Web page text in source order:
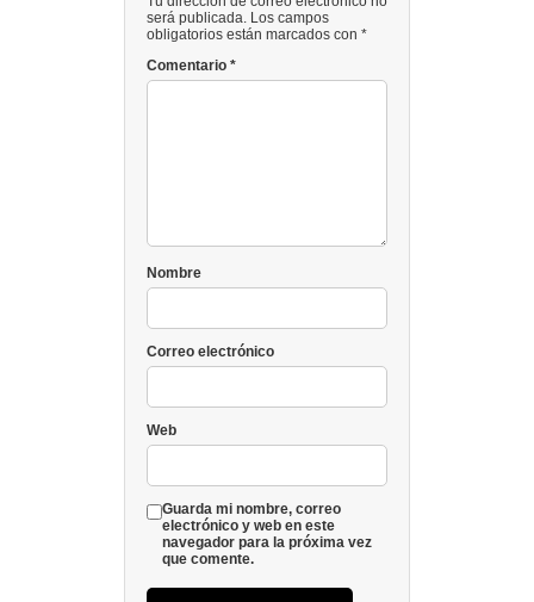
será publicada. Los campos
obligatorios están marcados con *
Comentario *
Nombre
Correo electrónico
Web
Guarda mi nombre, correo
electrónico y web en este
navegador para la próxima vez
que comente.